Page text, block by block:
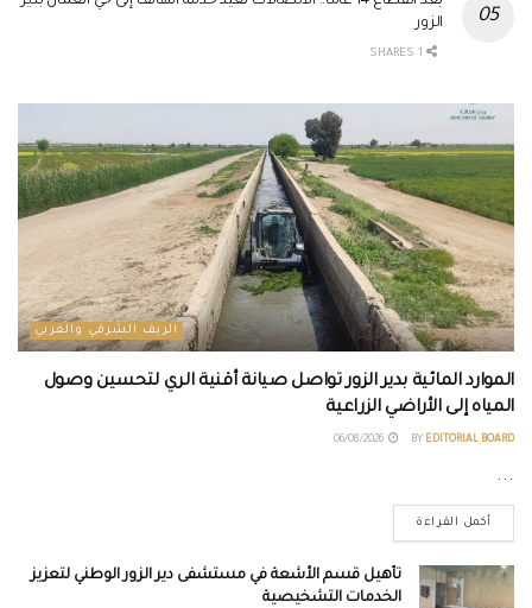
الزور
الريف الشرقي والغربي
الموارد المائية بدير الزور تواصل صيانة أقنية الري لتحسين وصول
المياه إلى الأراضي الزراعية
BY EDITORIAL BOARD
...
أكمل القراءة
تأهيل قسم الأشعة في مستشفى دير الزور الوطني لتعزيز
الخدمات التشخيصية